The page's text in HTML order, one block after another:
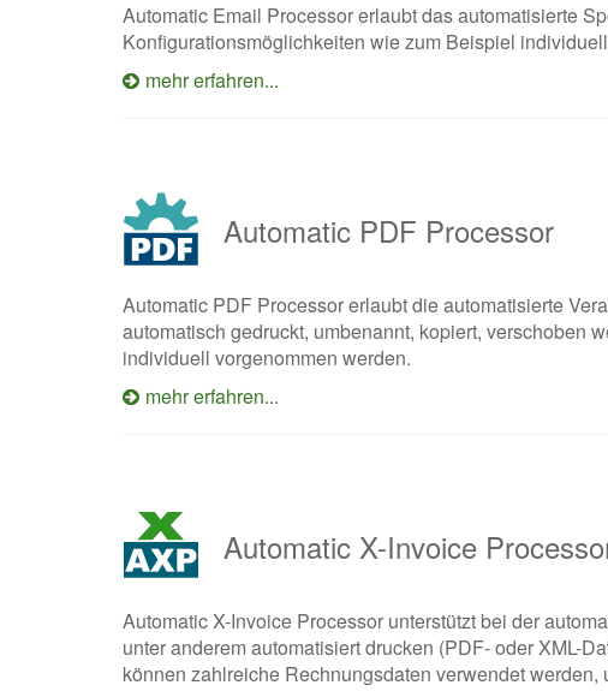
Automatic Email Processor erlaubt das automatisierte
Konfigurationsmöglichkeiten wie zum Beispiel
mehr erfahren...
Automatic PDF Processor
Automatic PDF Processor erlaubt die automatisierte
automatisch gedruckt, umbenannt, kopiert, verschoben
individuell vorgenommen werden.
mehr erfahren...
Automatic X-Invoice
Automatic X-Invoice Processor unterstützt bei der
unter anderem automatisiert drucken (PDF- oder XML-
können zahlreiche Rechnungsdaten verwendet